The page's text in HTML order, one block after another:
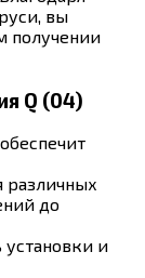
вы
получении
Q (04)
различных
до
установки и